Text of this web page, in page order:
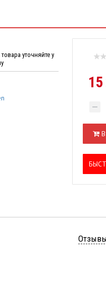
уточняйте у